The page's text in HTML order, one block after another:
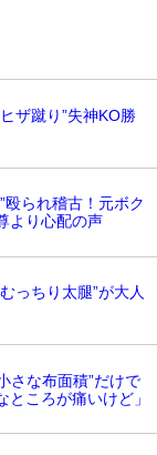
ザ蹴り”失神KO勝
殴られ稽古！元ボク
より心配の声
っちり太腿”が大人
さな布面積”だけで
ころが痛いけど」